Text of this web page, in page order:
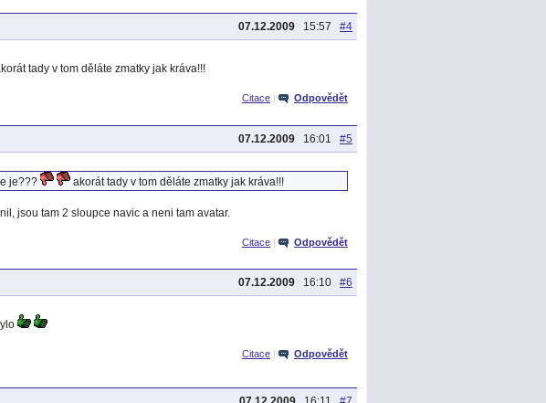
07.12.2009 15:57 #4
tady v tom děláte zmatky jak kráva!!!
Citace | Odpovědět
07.12.2009 16:01 #5
je??? akorát tady v tom děláte zmatky jak kráva!!!
jsou tam 2 sloupce navic a neni tam avatar.
Citace | Odpovědět
07.12.2009 16:10 #6
Citace | Odpovědět